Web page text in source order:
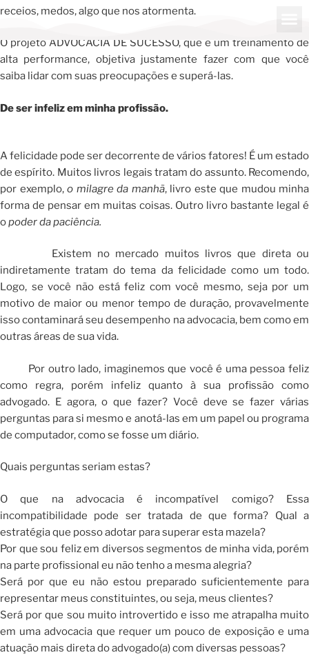
receios, medos, algo que nos atormenta.
O projeto ADVOCACIA DE SUCESSO, que é um treinamento de
alta performance, objetiva justamente fazer com que você
saiba lidar com suas preocupações e superá-las.
De ser infeliz em minha profissão.
A felicidade pode ser decorrente de vários fatores! É um estado
de espírito. Muitos livros legais tratam do assunto. Recomendo,
por exemplo, o milagre da manhã, livro este que mudou minha
forma de pensar em muitas coisas. Outro livro bastante legal é
opoder da paciência.
Existem no mercado muitos livros que direta ou
indiretamente tratam do tema da felicidade como um todo.
Logo, se você não está feliz com você mesmo, seja por um
motivo de maior ou menor tempo de duração, provavelmente
isso contaminará seu desempenho na advocacia, bem como em
outras áreas de sua vida.
Por outro lado, imaginemos que você é uma pessoa feliz
como regra, porém infeliz quanto à sua profissão como
advogado. E agora, o que fazer? Você deve se fazer várias
perguntas para si mesmo e anotá-las em um papel ou programa
de computador, como se fosse um diário.
Quais perguntas seriam estas?
O que na advocacia é incompatível comigo? Essa
incompatibilidade pode ser tratada de que forma? Qual a
estratégia que posso adotar para superar esta mazela?
Por que sou feliz em diversos segmentos de minha vida, porém
na parte profissional eu não tenho a mesma alegria?
Será por que eu não estou preparado suficientemente para
representar meus constituintes, ou seja, meus clientes?
Será por que sou muito introvertido e isso me atrapalha muito
em uma advocacia que requer um pouco de exposição e uma
atuação mais direta do advogado(a) com diversas pessoas?